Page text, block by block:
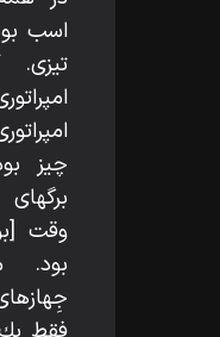
اسب
چيز
وقت
بود.